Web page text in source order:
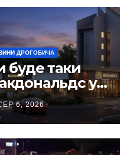
ДРОГОБИЧА
буде таки
у
(Фото)
6, 2026